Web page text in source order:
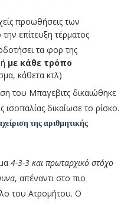
προωθήσεις των
επίτευξη τέρματος
τα φορ της
με κάθε τρόπο
κάθετα κτλ)
του Μπαγεβιτς δικαιώθηκε
δικαίωσε το ρίσκο.
της αριθμητικής
4-3-3 και πρωταρχικό στόχο
, απέναντι στο πιο
του Ατρομήτου. Ο